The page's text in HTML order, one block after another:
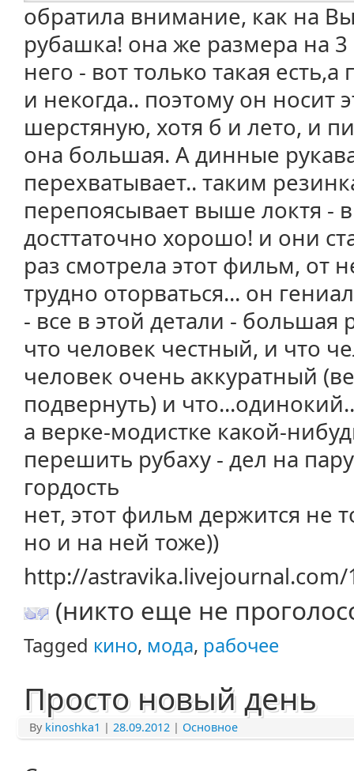
обратила внимание, как на
рубашка! она же размера на
него - вот только такая
и некогда.. поэтому он носит
шерстяную, хотя б и лето, и
она большая. А динные
перехватывает.. таким
перепоясывает выше локтя -
досттаточно хорошо! и они
раз смотрела этот фильм, от
трудно оторваться... он
- все в этой детали -
что человек честный, и что
человек очень аккуратный
подвернуть) и
а верке-модистке какой-
перешить рубаху - дел на
гордость
нет, этот фильм держится не
но и на ней тоже))
http://
(никто еще не
Tagged кино, мода, рабочее
Просто новый день
By kinoshka1 | 28.09.2012 | Основное